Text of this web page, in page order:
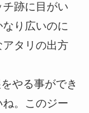
跡に目がい
り広いのに
タリの出方
やる事ができ
。このジー